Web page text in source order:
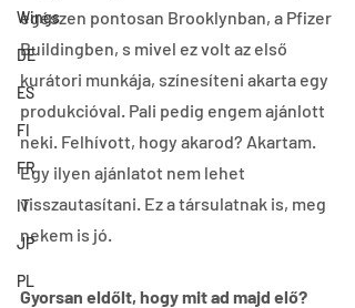
Wings
DE
ES
FI
FR
IT
JP
PL
egészen pontosan Brooklynban, a Pfizer
Buildingben, s mivel ez volt az első
kurátori munkája, színesíteni akarta egy
produkcióval. Pali pedig engem ajánlott
neki. Felhívott, hogy akarod? Akartam.
Egy ilyen ajánlatot nem lehet
visszautasítani. Ez a társulatnak is, meg
nekem is jó.
Gyorsan eldőlt, hogy mit ad majd elő?